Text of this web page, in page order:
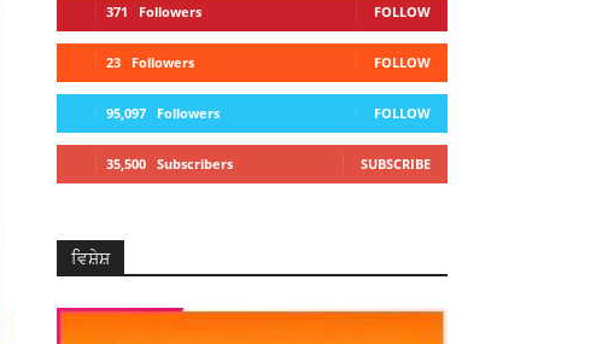
371 Followers FOLLOW
23 Followers FOLLOW
95,097 Followers FOLLOW
35,500 Subscribers SUBSCRIBE
ਵਿਸ਼ੇਸ਼